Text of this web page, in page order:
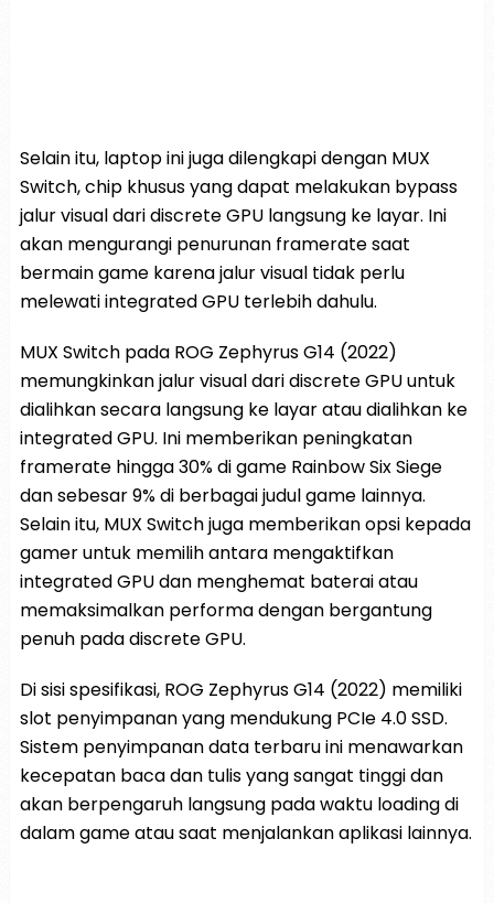
Selain itu, laptop ini juga dilengkapi dengan MUX
Switch, chip khusus yang dapat melakukan bypass
jalur visual dari discrete GPU langsung ke layar. Ini
akan mengurangi penurunan framerate saat
bermain game karena jalur visual tidak perlu
melewati integrated GPU terlebih dahulu.
MUX Switch pada ROG Zephyrus G14 (2022)
memungkinkan jalur visual dari discrete GPU untuk
dialihkan secara langsung ke layar atau dialihkan ke
integrated GPU. Ini memberikan peningkatan
framerate hingga 30% di game Rainbow Six Siege
dan sebesar 9% di berbagai judul game lainnya.
Selain itu, MUX Switch juga memberikan opsi kepada
gamer untuk memilih antara mengaktifkan
integrated GPU dan menghemat baterai atau
memaksimalkan performa dengan bergantung
penuh pada discrete GPU.
Di sisi spesifikasi, ROG Zephyrus G14 (2022) memiliki
slot penyimpanan yang mendukung PCIe 4.0 SSD.
Sistem penyimpanan data terbaru ini menawarkan
kecepatan baca dan tulis yang sangat tinggi dan
akan berpengaruh langsung pada waktu loading di
dalam game atau saat menjalankan aplikasi lainnya.